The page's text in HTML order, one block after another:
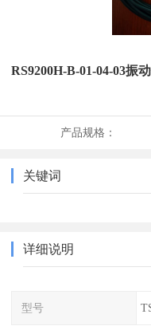
RS9200H-B-01-04-03振
产品规格：
关键词
详细说明
型号